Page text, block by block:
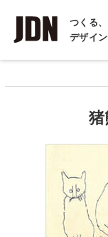
つくる
デザイ
インタビュー